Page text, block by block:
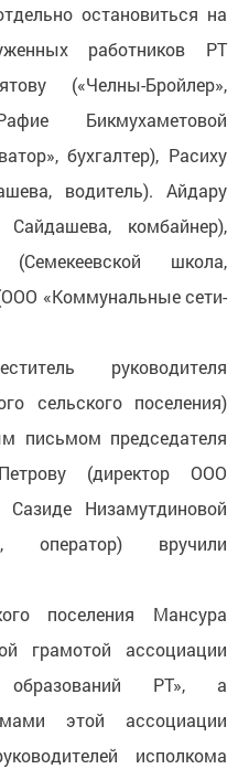
остановиться на
работников РТ
(«Челны-Бройлер»,
Бикмухаметовой
бухгалтер), Расиху
водитель). Айдару
комбайнер),
школа,
«Коммунальные сети-
руководителя
сельского поселения)
письмом председателя
(директор ООО
Сазиде Низамутдиновой
оператор) вручили
поселения Мансура
грамотой ассоциации
образований РТ», а
этой ассоциации
исполкома